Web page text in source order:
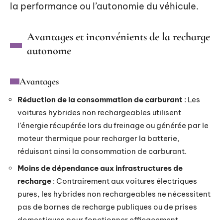
la performance ou l’autonomie du véhicule.
Avantages et inconvénients de la recharge
autonome
Avantages
Réduction de la consommation de carburant : Les
voitures hybrides non rechargeables utilisent
l’énergie récupérée lors du freinage ou générée par le
moteur thermique pour recharger la batterie,
réduisant ainsi la consommation de carburant.
Moins de dépendance aux infrastructures de
recharge : Contrairement aux voitures électriques
pures, les hybrides non rechargeables ne nécessitent
pas de bornes de recharge publiques ou de prises